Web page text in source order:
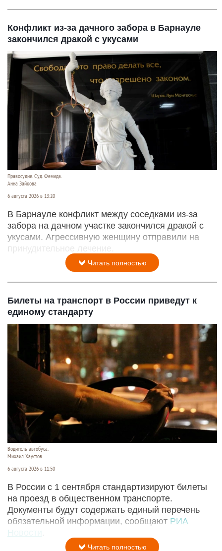
Конфликт из-за дачного забора в Барнауле
закончился дракой с укусами
Правосудие. Суд. Фемида.
Анна Зайкова
6 августа 2026 в 13:20
В Барнауле конфликт между соседками из-за
забора на дачном участке закончился дракой с
укусами. Агрессивную женщину отправили на
принудительное лечение.
Читать полностью
Билеты на транспорт в России приведут к
единому стандарту
Водитель автобуса.
Михаил Хаустов
6 августа 2026 в 11:50
В России с 1 сентября стандартизируют билеты
на проезд в общественном транспорте.
Документы будут содержать единый перечень
обязательной информации, сообщают РИА
Новости
Читать полностью